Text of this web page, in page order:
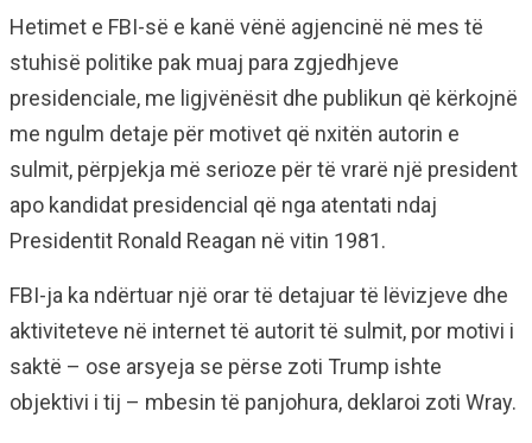
Hetimet e FBI-së e kanë vënë agjencinë në mes të
stuhisë politike pak muaj para zgjedhjeve
presidenciale, me ligjvënësit dhe publikun që kërkojnë
me ngulm detaje për motivet që nxitën autorin e
sulmit, përpjekja më serioze për të vrarë një president
apo kandidat presidencial që nga atentati ndaj
Presidentit Ronald Reagan në vitin 1981.
FBI-ja ka ndërtuar një orar të detajuar të lëvizjeve dhe
aktiviteteve në internet të autorit të sulmit, por motivi i
saktë – ose arsyeja se përse zoti Trump ishte
objektivi i tij – mbesin të panjohura, deklaroi zoti Wray.